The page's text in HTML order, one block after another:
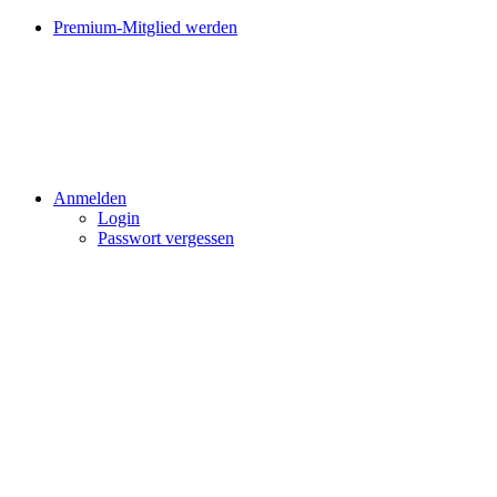
Premium-Mitglied werden
Anmelden
Login
Passwort vergessen